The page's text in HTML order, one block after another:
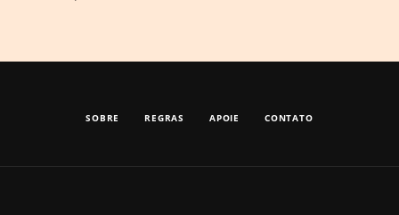
SOBRE REGRAS APOIE CONTATO